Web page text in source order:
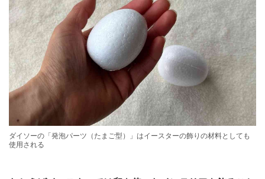
ダイソーの「発泡パーツ（たまご型）」はイースターの飾りの材料としても
使用される